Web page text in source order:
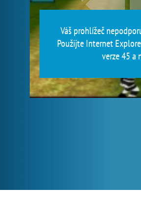
Váš prohlížeč
Použijte Internet
verze 45 a